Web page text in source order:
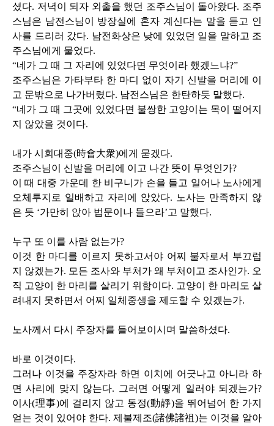
셨다. 저녁이 되자 외출을 했던 조주스님이 돌아왔다. 조주
스님은 남전스님이 방장실에 혼자 계신다는 말을 듣고 인
사를 드리러 갔다. 남전화상은 낮에 있었던 일을 말하고 조
주스님에게 물었다.
“네가 그 때 그 자리에 있었다면 무엇이라 했겠느냐?”
조주스님은 가타부타 한 마디 없이 자기 신발을 머리에 이
고 문밖으로 나가버렸다. 남전스님은 한탄하듯 말했다.
“네가 그 때 그곳에 있었다면 불쌍한 고양이는 목이 떨어지
지 않았을 것이다.
내가 시회대중(時會大衆)에게 묻겠다.
조주스님이 신발을 머리에 이고 나간 뜻이 무엇인가?
이 때 대중 가운데 한 비구니가 손을 들고 일어나 노사에게
오체투지로 일배하고 자리에 앉았다. 노사는 만족하지 않
은 듯 ‘가만히 앉아 법문이나 들으라’고 말했다.
누구 또 이를 사람 없는가?
이것 한 마디를 이르지 못하고서야 어찌 불자로서 부끄럽
지 않겠는가. 모든 조사와 부처가 왜 부처이고 조사인가. 오
직 고양이 한 마리를 살리기 위함이다. 고양이 한 마리도 살
려내지 못하면서 어찌 일체중생을 제도할 수 있겠는가.
노사께서 다시 주장자를 들어보이시며 말씀하셨다.
바로 이것이다.
그러나 이것을 주장자라 하면 이치에 어긋나고 아니라 하
면 사리에 맞지 않는다. 그러면 어떻게 일러야 되겠는가?
이사(理事)에 걸리지 않고 동정(動靜)을 뛰어넘어 한 가지
얻는 것이 있어야 한다. 제불제조(諸佛諸祖 )는 이것을 알아